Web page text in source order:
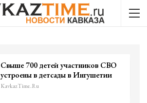
Cвыше 700 детей участников СВО
устроены в детсады в Ингушетии
KavkazTime.ru